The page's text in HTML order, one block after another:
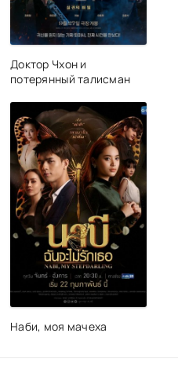
Доктор Чхон и
потерянный талисман
Наби, моя мачеха